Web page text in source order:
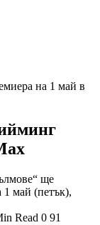
на 1 май в
ще
1 май (петък),
Read 0 91